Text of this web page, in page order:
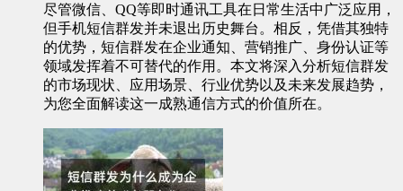
尽管微信、QQ等即时通讯工具在日常生活中广泛应用，
但手机短信群发并未退出历史舞台。相反，凭借其独特
的优势，短信群发在企业通知、营销推广、身份认证等
领域发挥着不可替代的作用。本文将深入分析短信群发
的市场现状、应用场景、行业优势以及未来发展趋势，
为您全面解读这一成熟通信方式的价值所在。